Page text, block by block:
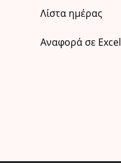
Λίστα ημέρας
Αναφορά σε Excel